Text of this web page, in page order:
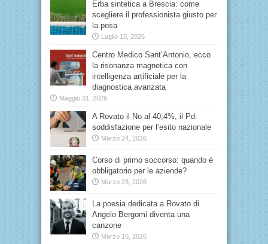
Erba sintetica a Brescia: come
scegliere il professionista giusto per
la posa
Luglio 15, 2026
Centro Medico Sant’Antonio, ecco
la risonanza magnetica con
intelligenza artificiale per la
diagnostica avanzata
Maggio 31, 2026
A Rovato il No al 40,4%, il Pd:
soddisfazione per l’esito nazionale
Marzo 24, 2026
Corso di primo soccorso: quando è
obbligatorio per le aziende?
Marzo 23, 2026
La poesia dedicata a Rovato di
Angelo Bergomi diventa una
canzone
Marzo 16, 2026